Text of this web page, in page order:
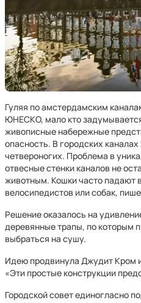
Гуляя по амстердамским
ЮНЕСКО, мало кто
живописные набережные
опасность. В городских каналах
четвероногих. Проблема в
отвесные стенки каналов не
животным. Кошки часто падают
велосипедистов или собак,
Решение оказалось на
деревянные трапы, по которым
выбраться на сушу.
Идею продвинула Джудит Кром
«Эти простые конструкции
Городской совет единогласно